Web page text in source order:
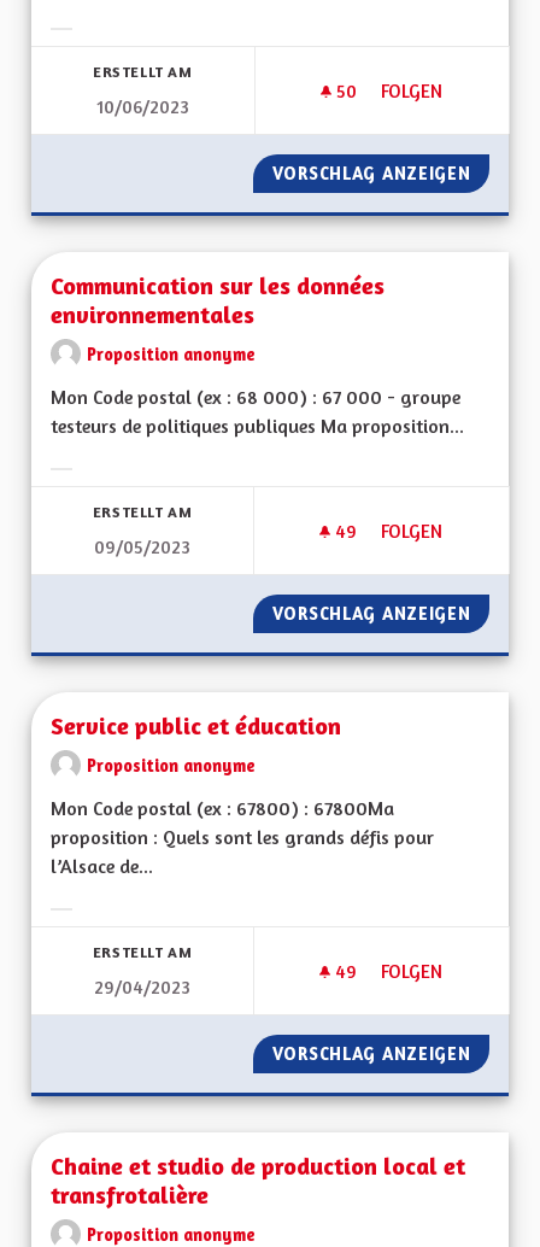
ERSTELLT AM
10/06/2023
50 50 FOLLOWER
FOLGEN
LES REVENUS
VORSCHLAG ANZEIGEN LES
Communication sur les données
environnementales
Proposition anonyme
Mon Code postal (ex : 68 000) : 67 000 - groupe
testeurs de politiques publiques Ma proposition...
ERSTELLT AM
09/05/2023
49 49 FOLLOWER
FOLGEN
COMMUNICATION
VORSCHLAG ANZEIGEN
Service public et éducation
Proposition anonyme
Mon Code postal (ex : 67800) : 67800Ma
proposition : Quels sont les grands défis pour
l’Alsace de...
ERSTELLT AM
29/04/2023
49 49 FOLLOWER
FOLGEN
SERVICE PUBLIC
VORSCHLAG ANZEIGEN
Chaine et studio de production local et
transfrotalière
Proposition anonyme